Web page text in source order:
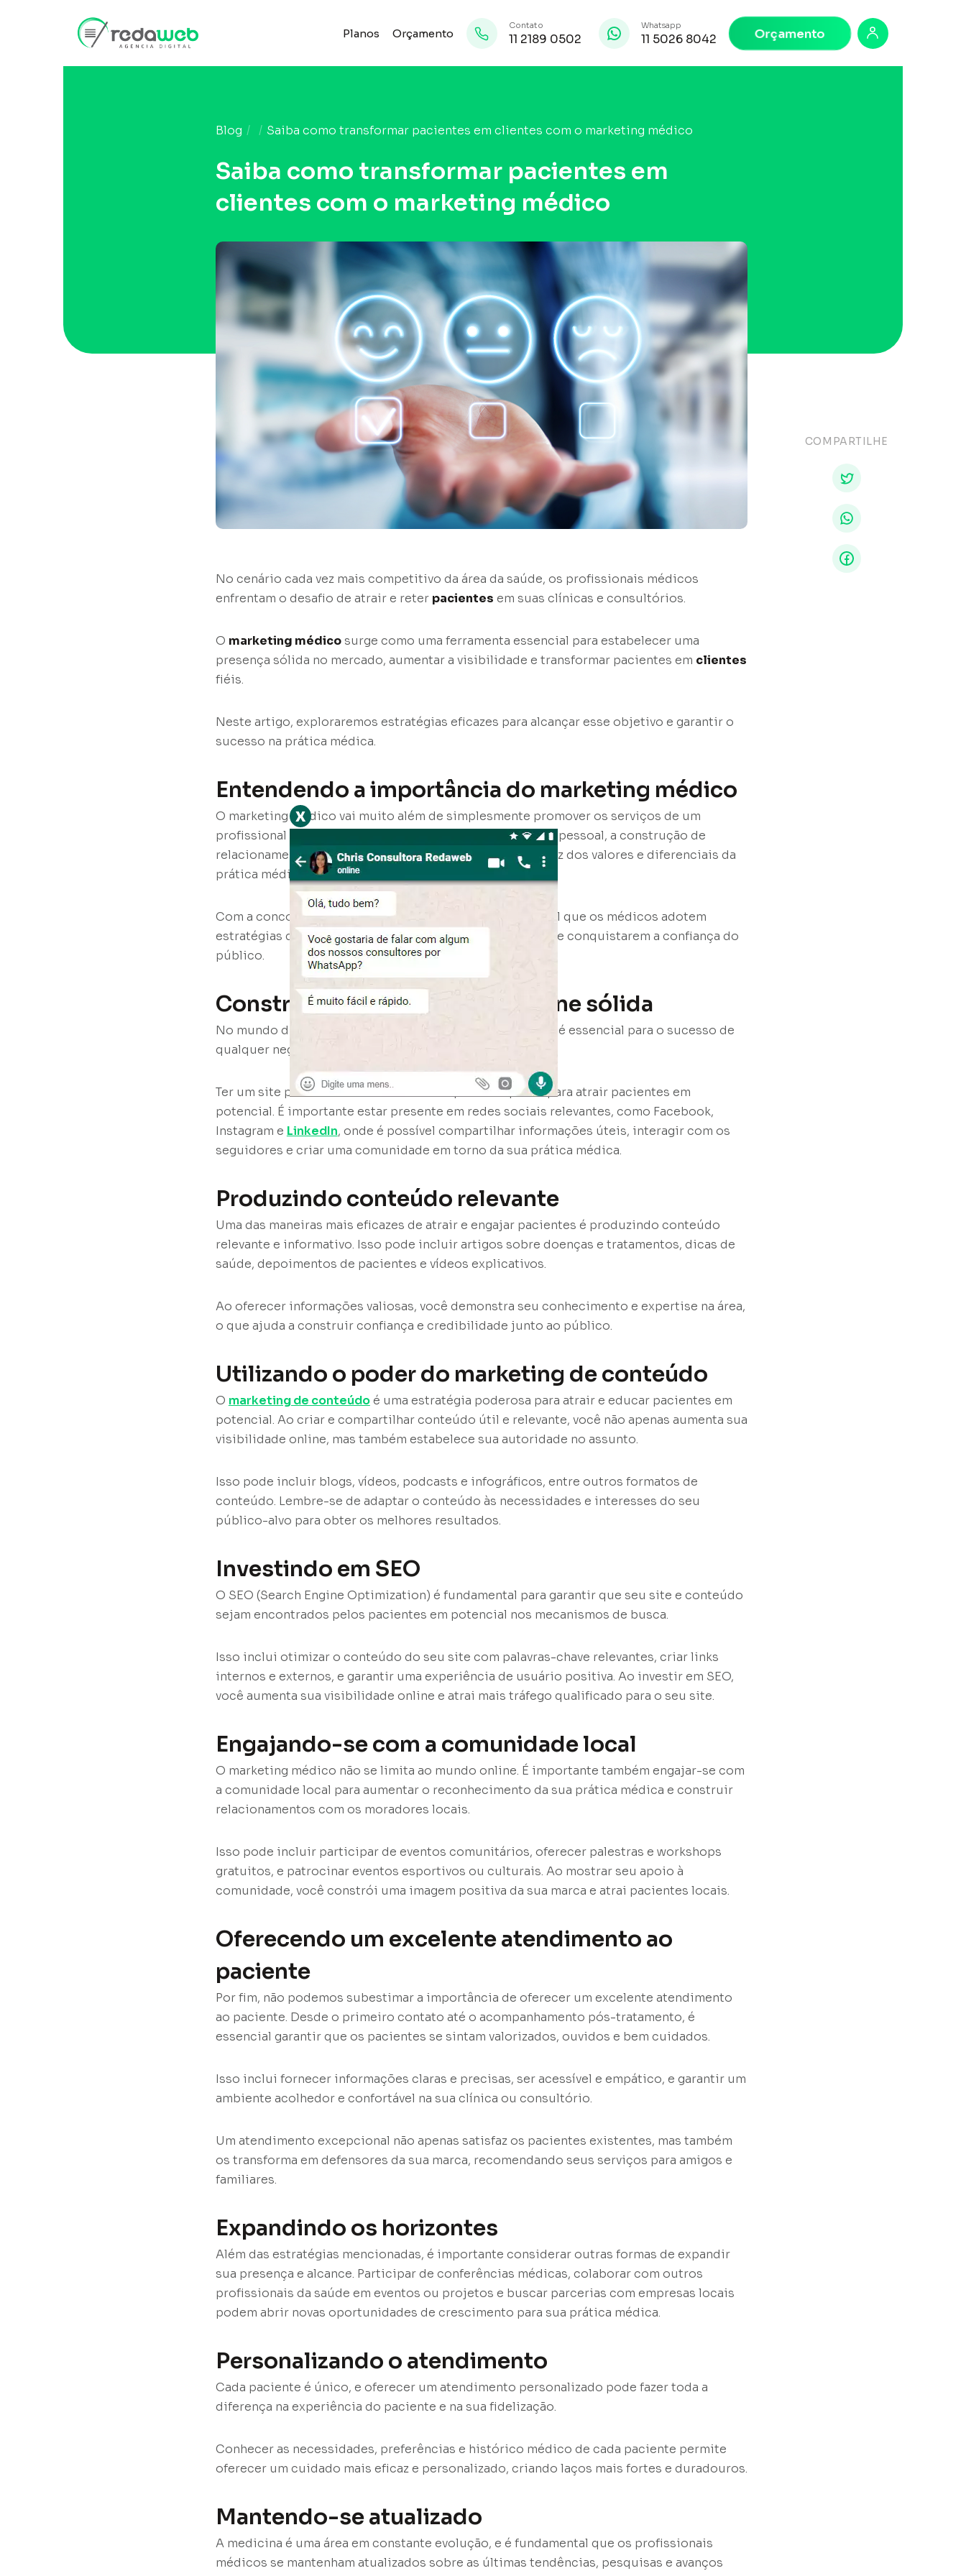
Planos Orçamento
Contato
11 2189 0502
Whatsapp
11 5026 8042 Orçamento
Blog Saiba como transformar pacientes em clientes com o marketing médico
Saiba como transformar pacientes em
clientes com o marketing médico
No cenário cada vez mais competitivo da área da saúde, os profissionais médicos
enfrentam o desafio de atrair e reter pacientes em suas clínicas e consultórios.
O marketing médicosurge como uma ferramenta essencial para estabelecer uma
presença sólida no mercado, aumentar a visibilidade e transformar pacientes em clientes
fiéis.
Neste artigo, exploraremos estratégias eficazes para alcançar esse objetivo e garantir o
sucesso na prática médica.
Entendendo a importância do marketing médico
O marketing médico vai muito além de simplesmente promover os serviços de um
profissional de saúde. Ele envolve a criação de uma marca pessoal, a construção de
relacionamentos com os pacientes e a comunicação eficaz dos valores e diferenciais da
prática médica.
Com a concorrência cada vez mais acirrada, é fundamental que os médicos adotem
estratégias de marketing para se destacarem no mercado e conquistarem a confiança do
público.
Construindo uma presença online sólida
No mundo digital de hoje, ter uma presença online sólida é essencial para o sucesso de
qualquer negócio, incluindo consultórios médicos.
Ter um site profissional e atualizado é o primeiro passo para atrair pacientes em
potencial. É importante estar presente em redes sociais relevantes, como Facebook,
Instagram e LinkedIn, onde é possível compartilhar informações úteis, interagir com os
seguidores e criar uma comunidade em torno da sua prática médica.
Produzindo conteúdo relevante
Uma das maneiras mais eficazes de atrair e engajar pacientes é produzindo conteúdo
relevante e informativo. Isso pode incluir artigos sobre doenças e tratamentos, dicas de
saúde, depoimentos de pacientes e vídeos explicativos.
Ao oferecer informações valiosas, você demonstra seu conhecimento e expertise na área,
o que ajuda a construir confiança e credibilidade junto ao público.
Utilizando o poder do marketing de conteúdo
O marketing de conteúdoé uma estratégia poderosa para atrair e educar pacientes em
potencial. Ao criar e compartilhar conteúdo útil e relevante, você não apenas aumenta sua
visibilidade online, mas também estabelece sua autoridade no assunto.
Isso pode incluir blogs, vídeos, podcasts e infográficos, entre outros formatos de
conteúdo. Lembre-se de adaptar o conteúdo às necessidades e interesses do seu
público-alvo para obter os melhores resultados.
Investindo em SEO
O SEO (Search Engine Optimization) é fundamental para garantir que seu site e conteúdo
sejam encontrados pelos pacientes em potencial nos mecanismos de busca.
Isso inclui otimizar o conteúdo do seu site com palavras-chave relevantes, criar links
internos e externos, e garantir uma experiência de usuário positiva. Ao investir em SEO,
você aumenta sua visibilidade online e atrai mais tráfego qualificado para o seu site.
Engajando-se com a comunidade local
O marketing médico não se limita ao mundo online. É importante também engajar-se com
a comunidade local para aumentar o reconhecimento da sua prática médica e construir
relacionamentos com os moradores locais.
Isso pode incluir participar de eventos comunitários, oferecer palestras e workshops
gratuitos, e patrocinar eventos esportivos ou culturais. Ao mostrar seu apoio à
comunidade, você constrói uma imagem positiva da sua marca e atrai pacientes locais.
Oferecendo um excelente atendimento ao
paciente
Por fim, não podemos subestimar a importância de oferecer um excelente atendimento
ao paciente. Desde o primeiro contato até o acompanhamento pós-tratamento, é
essencial garantir que os pacientes se sintam valorizados, ouvidos e bem cuidados.
Isso inclui fornecer informações claras e precisas, ser acessível e empático, e garantir um
ambiente acolhedor e confortável na sua clínica ou consultório.
Um atendimento excepcional não apenas satisfaz os pacientes existentes, mas também
os transforma em defensores da sua marca, recomendando seus serviços para amigos e
familiares.
Expandindo os horizontes
Além das estratégias mencionadas, é importante considerar outras formas de expandir
sua presença e alcance. Participar de conferências médicas, colaborar com outros
profissionais da saúde em eventos ou projetos e buscar parcerias com empresas locais
podem abrir novas oportunidades de crescimento para sua prática médica.
Personalizando o atendimento
Cada paciente é único, e oferecer um atendimento personalizado pode fazer toda a
diferença na experiência do paciente e na sua fidelização.
Conhecer as necessidades, preferências e histórico médico de cada paciente permite
oferecer um cuidado mais eficaz e personalizado, criando laços mais fortes e duradouros.
Mantendo-se atualizado
A medicina é uma área em constante evolução, e é fundamental que os profissionais
médicos se mantenham atualizados sobre as últimas tendências, pesquisas e avanços
COMPARTILHE
x